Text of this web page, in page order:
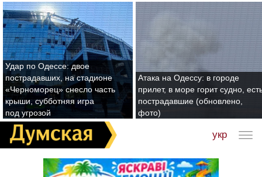
Удар по Одессе: двое
пострадавших, на стадионе
«Черноморец» снесло часть
крыши, субботняя игра
под угрозой
Атака на Одессу: в городе
прилет, в море горит судно,
пострадавшие (обновлено,
фото)
укр